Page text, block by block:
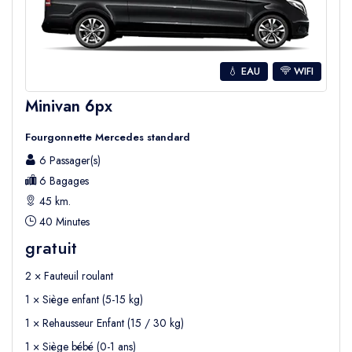
Combien coûte un transfert de l’aéroport
d’Antalya à Belek ?
propose destransferts
partagés en shuttleainsi que destransferts
depuis l’aéroport d’Antalya vers Belek
et les régions voisines.
En plus de
des transferts vers :
• Kadriye
• Les complexes de golf de Belek
Les prix des transferts peuvent varier selon
type de véhicule, le nombre de passagers
💧 EAU WIFI
Minivan 6px
Fourgonnette Mercedes standard
6 Passager(s)
6 Bagages
45 km.
40 Minutes
gratuit
2 × Fauteuil roulant
1 × Siège enfant (5-15 kg)
1 × Rehausseur Enfant (15 / 30 kg)
1 × Siège bébé (0-1 ans)